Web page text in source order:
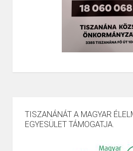
TISZANÁNÁT A MAGYAR
EGYESÜLET TÁMOGATJA.